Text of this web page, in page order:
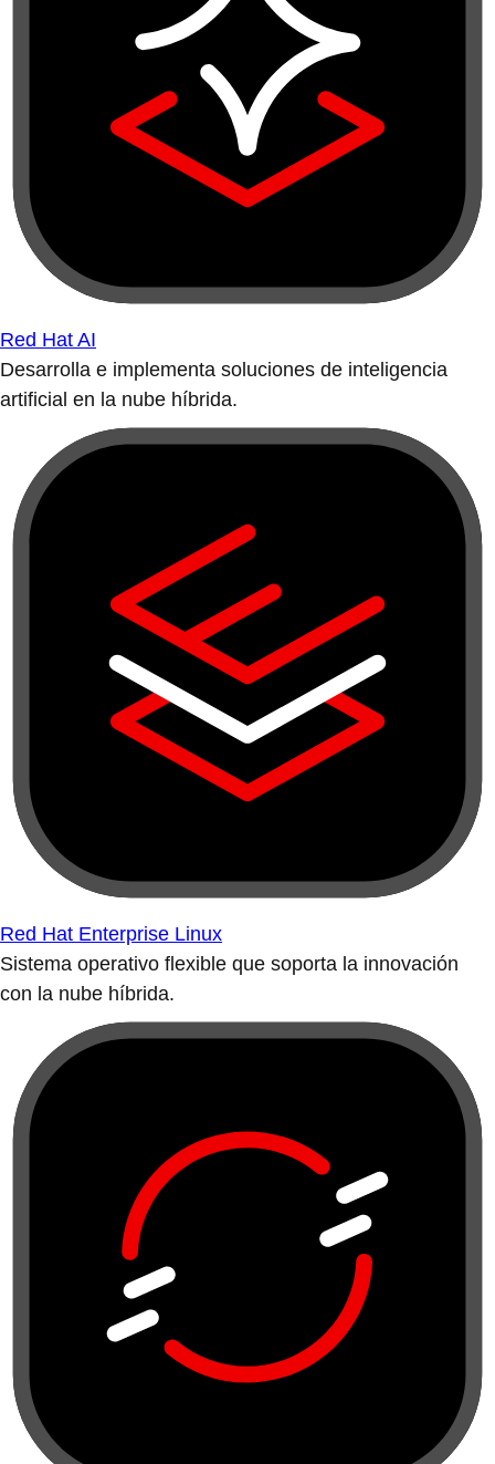
Red Hat AI
Desarrolla e implementa soluciones de inteligencia
artificial en la nube híbrida.
Red Hat Enterprise Linux
Sistema operativo flexible que soporta la innovación
con la nube híbrida.